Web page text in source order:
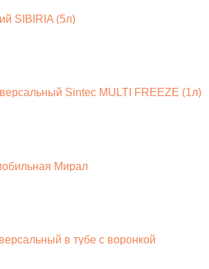
SIBIRIA (5л)
Sintec MULTI FREEZE (1л)
Мирал
в тубе с воронкой